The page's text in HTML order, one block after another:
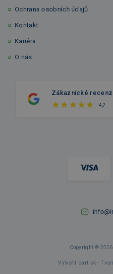
Ochrana osobních údajů
Kontakt
Kariéra
O nás
Zákaznické
4,7
Copyright ©
Vytvořil bart.sk -